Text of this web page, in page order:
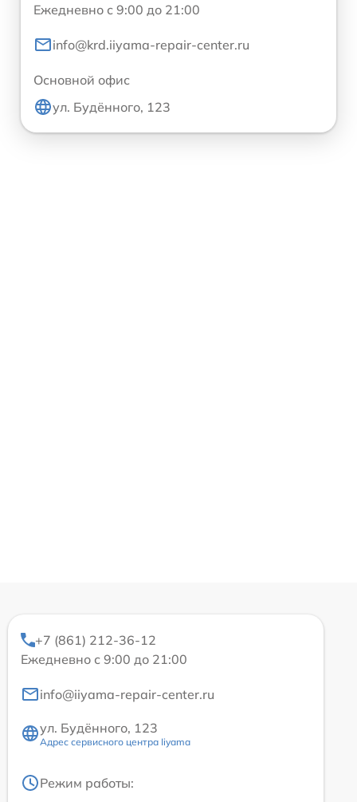
Ежедневно с 9:00 до 21:00
info@krd.iiyama-repair-center.ru
Основной офис
ул. Будённого, 123
+7 (861) 212-36-12
Ежедневно с 9:00 до 21:00
info@iiyama-repair-center.ru
ул. Будённого, 123
Адрес сервисного центра Iiyama
Режим работы: